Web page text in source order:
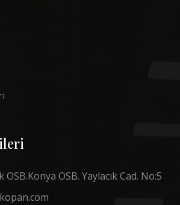
OSB.Konya OSB. Yaylacık Cad. No:5